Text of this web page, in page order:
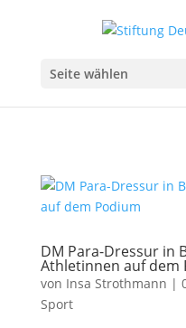
Seite wählen
DM Para-Dressur in
Athletinnen auf dem
von Insa Strothmann |
Sport